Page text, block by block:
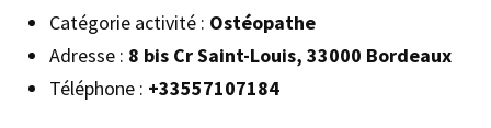
Catégorie activité : Ostéopathe
Adresse : 8 bis Cr Saint-Louis, 33000 Bordeaux
Téléphone : +33557107184